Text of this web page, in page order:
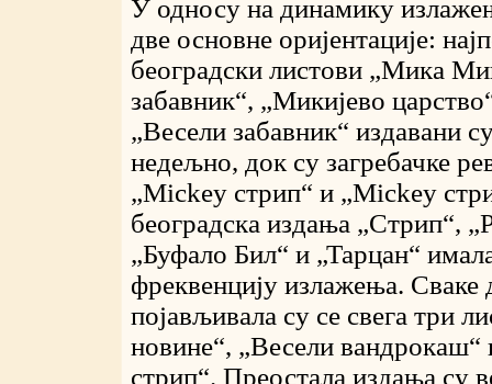
У односу на динамику
две основне оријентације:
београдски листови „Мика
забавник“, „Микијево
„Весели забавник“ издавани
недељно, док су загребачке
„Mickey стрип“ и „Mickey
београдска издања „Стрип“,
„Буфало Бил“ и „Тарцан“
фреквенцију излажења. Сваке
појављивала су се свега три
новине“, „Весели вандрокаш“
стрип“. Преостала издања су